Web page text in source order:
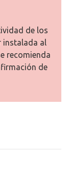
de los
instalada al
recomienda
de